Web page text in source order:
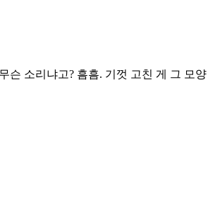
슨 소리냐고? 흠흠. 기껏 고친 게 그 모양